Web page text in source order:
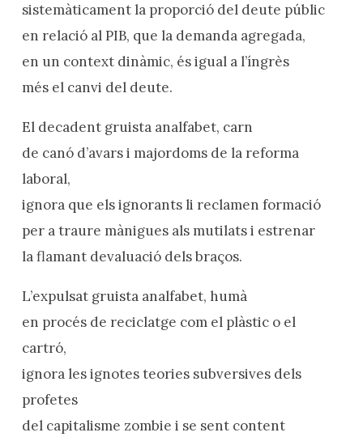
sistemàticament la proporció del deute públic
en relació al PIB, que la demanda agregada,
en un context dinàmic, és igual a l’íngrès
més el canvi del deute.
El decadent gruista analfabet, carn
de canó d’avars i majordoms de la reforma
laboral,
ignora que els ignorants li reclamen formació
per a traure mànigues als mutilats i estrenar
la flamant devaluació dels braços.
L’expulsat gruista analfabet, humà
en procés de reciclatge com el plàstic o el
cartró,
ignora les ignotes teories subversives dels
profetes
del capitalisme zombie i se sent content